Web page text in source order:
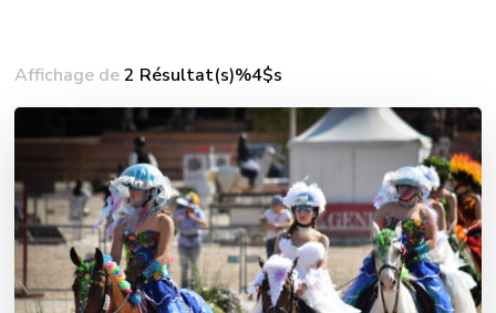
Affichage de2 Résultat(s)%4$s